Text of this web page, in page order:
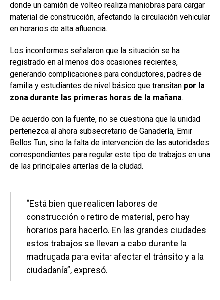
donde un camión de volteo realiza maniobras para cargar
material de construcción, afectando la circulación vehicular
en horarios de alta afluencia.
Los inconformes señalaron que la situación se ha
registrado en al menos dos ocasiones recientes,
generando complicaciones para conductores, padres de
familia y estudiantes de nivel básico que transitan por la
zona durante las primeras horas de la mañana.
De acuerdo con la fuente, no se cuestiona que la unidad
pertenezca al ahora subsecretario de Ganadería, Emir
Bellos Tun, sino la falta de intervención de las autoridades
correspondientes para regular este tipo de trabajos en una
de las principales arterias de la ciudad.
“Está bien que realicen labores de
construcción o retiro de material, pero hay
horarios para hacerlo. En las grandes ciudades
estos trabajos se llevan a cabo durante la
madrugada para evitar afectar el tránsito y a la
ciudadanía”, expresó.